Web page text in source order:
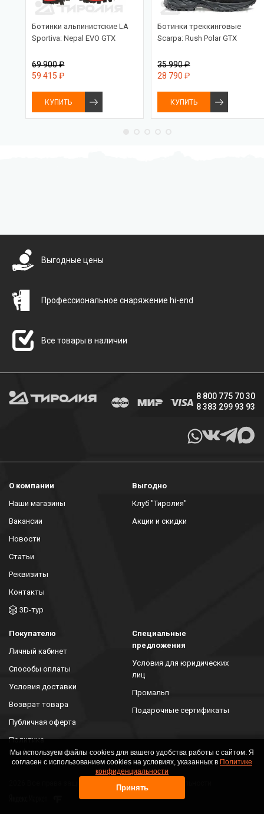
Ботинки альпинистские LA
Sportiva: Nepal EVO GTX
69 900 ₽
59 415 ₽
КУПИТЬ
Ботинки треккинговые
Scarpa: Rush Polar GTX
35 990 ₽
28 790 ₽
КУПИТЬ
Выгодные цены
Профессиональное снаряжение hi-end
Все товары в наличии
8 800 775 70 30
8 383 299 93 93
О компании
Наши магазины
Вакансии
Новости
Статьи
Реквизиты
Контакты
3D-тур
Выгодно
Клуб "Тиролия"
Акции и скидки
Покупателю
Личный кабинет
Способы оплаты
Условия доставки
Возврат товара
Публичная оферта
Политика
конфиденциальности
Специальные
предложения
Условия для юридических
лиц
Промальп
Подарочные сертификаты
2026 Все права защищены. Политика конфиденциальности
Мы используем файлы cookies для вашего удобства работы с сайтом. Я
согласен с использованием cookies на условиях, указанных в Политике
конфиденциальности
Принять